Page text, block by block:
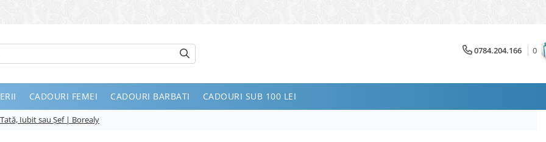
0784.204.166 0
CADOURI FEMEI CADOURI BARBATI CADOURI SUB 100 LEI
Iubit sau Șef | Borealy